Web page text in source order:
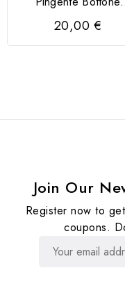
QUDO 11.5mm
20,00 €
Join Our
Register now to
coupons.